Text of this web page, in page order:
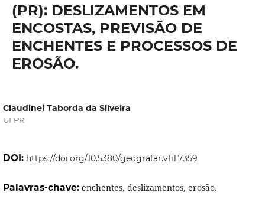
(PR): DESLIZAMENTOS EM
ENCOSTAS, PREVISÃO DE
ENCHENTES E PROCESSOS DE
EROSÃO.
Claudinei Taborda da Silveira
UFPR
DOI: https://doi.org/10.5380/geografar.v1i1.7359
Palavras-chave: enchentes, deslizamentos, erosão.